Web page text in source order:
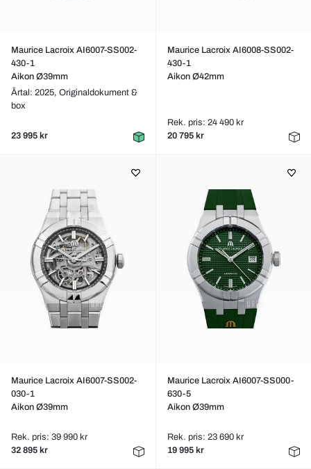
Maurice Lacroix AI6007-SS002-
430-1
Aikon Ø39mm
Årtal: 2025, Originaldokument &
box
23 995 kr
Maurice Lacroix AI6008-SS002-
430-1
Aikon Ø42mm
Rek. pris: 24 490 kr
20 795 kr
Maurice Lacroix AI6007-SS002-
030-1
Aikon Ø39mm
Rek. pris: 39 990 kr
32 895 kr
Maurice Lacroix AI6007-SS000-
630-5
Aikon Ø39mm
Rek. pris: 23 690 kr
19 995 kr